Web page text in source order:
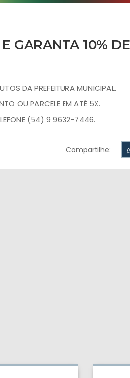
GARANTA 10% DE
DA PREFEITURA MUNICIPAL.
OU PARCELE EM ATÉ 5X.
(54) 9 9632-7446.
Compartilhe: